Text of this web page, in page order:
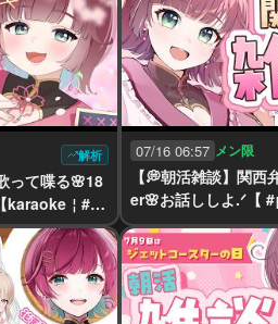
解析
って喋る🌸18
karaoke￤#μ
07/16 06:57 メン限
【💭朝活雑談】関
er🌸お話ししよ.ᐟ【
りあぷろ 】